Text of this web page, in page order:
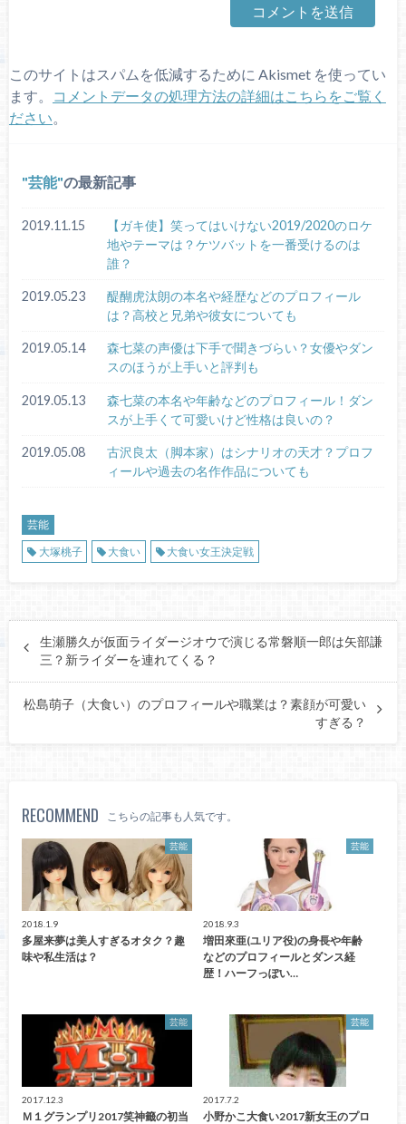
このサイトはスパムを低減するために Akismet を使ってい
ます。
コメントデータの処理方法の詳細はこちらをご覧く
ださい。
芸能 の最新記事
2019.11.15
【ガキ使】笑ってはいけない2019/2020のロケ
地やテーマは？ケツバットを一番受けるのは
誰？
2019.05.23
醍醐虎汰朗の本名や経歴などのプロフィール
は？高校と兄弟や彼女についても
2019.05.14
森七菜の声優は下手で聞きづらい？女優やダン
スのほうが上手いと評判も
2019.05.13
森七菜の本名や年齢などのプロフィール！ダン
スが上手くて可愛いけど性格は良いの？
2019.05.08
古沢良太（脚本家）はシナリオの天才？プロフ
ィールや過去の名作作品についても
芸能
大塚桃子
大食い 大食い女王決定戦
生瀬勝久が仮面ライダージオウで演じる常磐順一郎は矢部謙
三？新ライダーを連れてくる？
松島萌子（大食い）のプロフィールや職業は？素顔が可愛い
すぎる？
RECOMMEND こちらの記事も人気です。
芸能
2018.1.9
多屋来夢は美人すぎるオタク？趣
味や私生活は？
芸能
2018.9.3
増田來亜(ユリア役)の身長や年齢
などのプロフィールとダンス経
歴！ハーフっぽい…
芸能
2017.12.3
Ｍ１グランプリ2017笑神籤の初当
芸能
2017.7.2
小野かこ大食い2017新女王のプロ